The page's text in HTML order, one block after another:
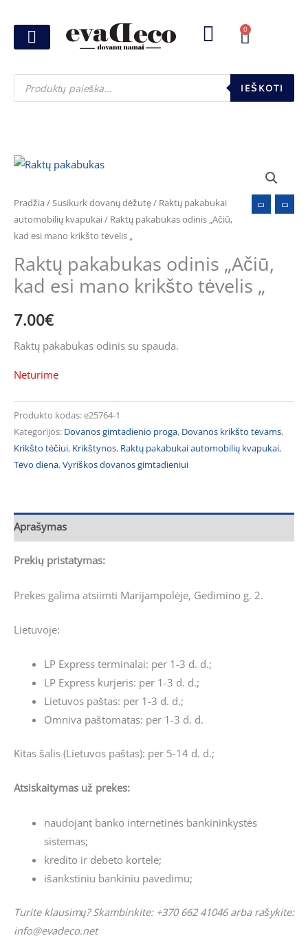
prie
turinio
0
Cart
Products
search IEŠKOTI
Pradžia / Susikurk dovanų dėžutę/ Raktų pakabukai
automobilių kvapukai/ Raktų pakabukas odinis „Ačiū,
kad esi mano krikšto tėvelis „
Raktų pakabukas odinis „Ačiū,
kad esi mano krikšto tėvelis „
7.00€
Raktų pakabukas odinis su spauda.
Neturime
Produkto kodas:e25764-1
Kategorijos: Dovanos gimtadienio proga, Dovanos krikšto tėvams,
Krikšto tėčiui, Krikštynos, Raktų pakabukai automobilių kvapukai,
Tėvo diena,Vyriškos dovanos gimtadieniui
Aprašymas
Prekių pristatymas:
Prekes galima atsiimti Marijampolėje, Gedimino g. 2.
Lietuvoje:
LP Express terminalai: per 1-3 d. d.;
LP Express kurjeris: per 1-3 d. d.;
Lietuvos paštas: per 1-3 d. d.;
Omniva paštomatas: per 1-3 d. d.
Kitas šalis (Lietuvos paštas): per 5-14 d. d.;
Atsiskaitymas už prekes:
naudojant banko internetinės bankininkystės
sistemas;
kredito ir debeto kortele;
išankstiniu bankiniu pavedimu;
Turite klausimų? Skambinkite: +370 662 41046 arba rašykite:
info@evadeco.net